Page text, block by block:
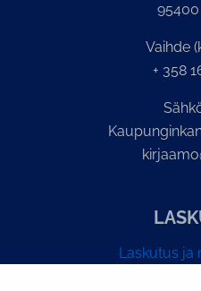
Vaihde
+ 358
Laskutus ja